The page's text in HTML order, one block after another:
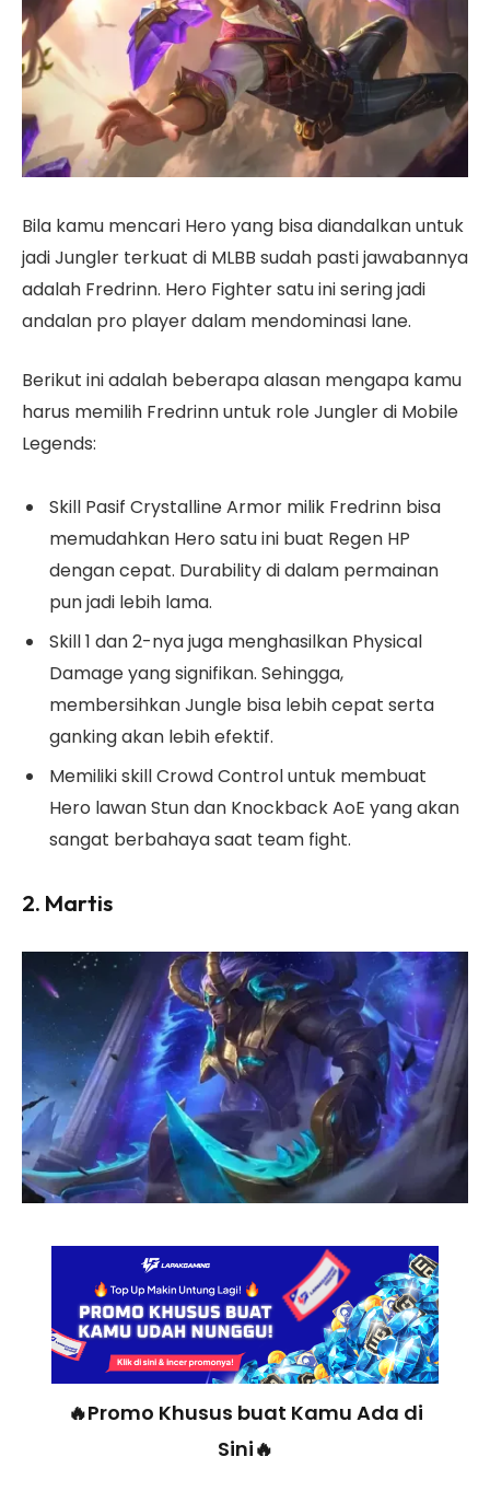
Bila kamu mencari Hero yang bisa diandalkan untuk
jadi Jungler terkuat di MLBB sudah pasti jawabannya
adalah Fredrinn. Hero Fighter satu ini sering jadi
andalan pro player dalam mendominasi lane.
Berikut ini adalah beberapa alasan mengapa kamu
harus memilih Fredrinn untuk role Jungler di Mobile
Legends:
Skill Pasif Crystalline Armor milik Fredrinn bisa
memudahkan Hero satu ini buat Regen HP
dengan cepat. Durability di dalam permainan
pun jadi lebih lama.
Skill 1 dan 2-nya juga menghasilkan Physical
Damage yang signifikan. Sehingga,
membersihkan Jungle bisa lebih cepat serta
ganking akan lebih efektif.
Memiliki skill Crowd Control untuk membuat
Hero lawan Stun dan Knockback AoE yang akan
sangat berbahaya saat team fight.
2. Martis
🔥Promo Khusus buat Kamu Ada di
Sini🔥